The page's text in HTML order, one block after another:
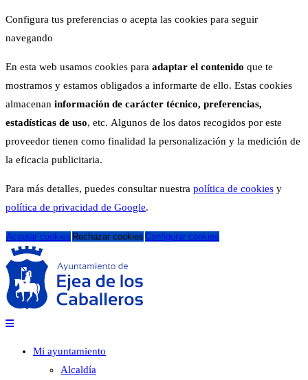
Configura tus preferencias o acepta las cookies para seguir
navegando
En esta web usamos cookies para adaptar el contenido que te
mostramos y estamos obligados a informarte de ello. Estas cookies
almacenan información de carácter técnico, preferencias,
estadísticas de uso, etc. Algunos de los datos recogidos por este
proveedor tienen como finalidad la personalización y la medición de
la eficacia publicitaria.
Para más detalles, puedes consultar nuestra política de cookies y
política de privacidad de Google.
Aceptar cookies Rechazar cookies Configurar cookies
Mi ayuntamiento
Alcaldía